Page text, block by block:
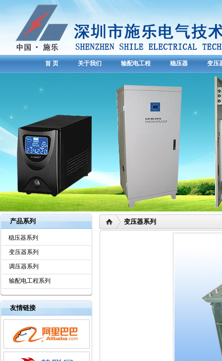
首 页 关于我们 输配电工程 稳压器 变压
产品系列
稳压器系列
变压器系列
调压器系列
输配电工程系列
友情链接
变压器系列